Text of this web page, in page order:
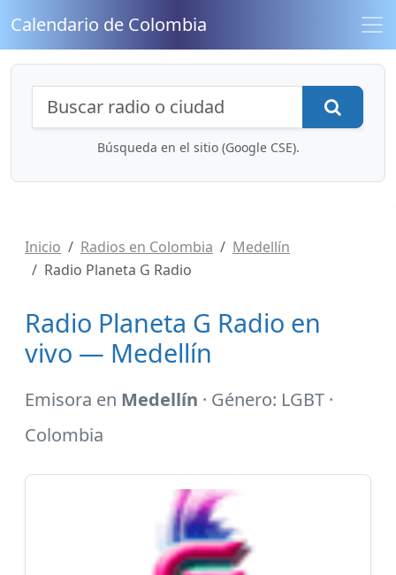
Calendario de Colombia
Búsqueda de radios y contenidos
Búsqueda en el sitio (Google CSE).
Inicio Radios en Colombia
Medellín
Radio Planeta G Radio
Radio Planeta G Radio en
vivo — Medellín
Emisora en Medellín · Género: LGBT ·
Colombia